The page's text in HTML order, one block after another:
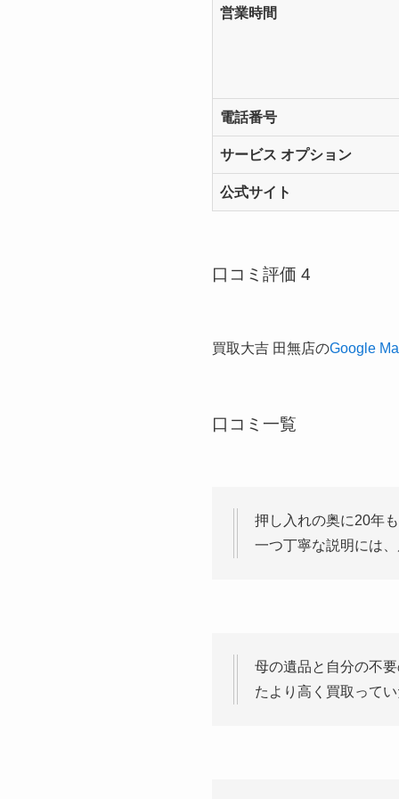
営業時間
電話番号
サービス オプション
公式サイト
口コミ評価 4
買取大吉 田無店のGoogle
口コミ一覧
押し入れの奥に20年
一つ丁寧な説明には
母の遺品と自分の不
たより高く買取って